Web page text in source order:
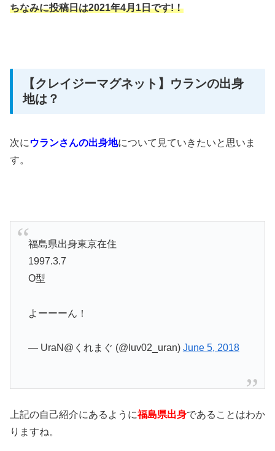
ちなみに投稿日は2021年4月1日です!！
【クレイジーマグネット】ウランの出身
地は？
次に ウランさんの出身地について 見ていきたいと思いま
す。
福島県出身東京在住
1997.3.7
O型
よーーーん！
— UraN@くれまぐ (@luv02_uran) June 5, 2018
上記の自己紹介にあるように福島県出身であることはわか
りますね。